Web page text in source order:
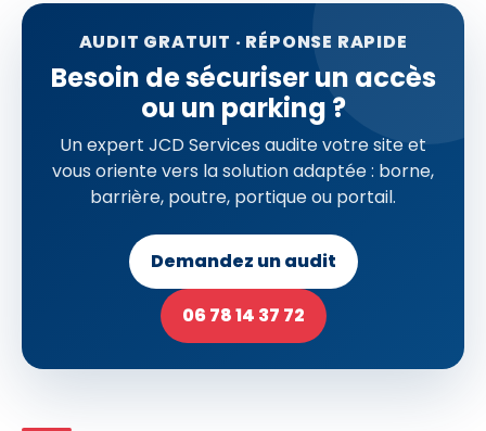
AUDIT GRATUIT · RÉPONSE RAPIDE
Besoin de sécuriser un accès
ou un parking ?
Un expert JCD Services audite votre site et
vous oriente vers la solution adaptée : borne,
barrière, poutre, portique ou portail.
Demandez un audit
06 78 14 37 72